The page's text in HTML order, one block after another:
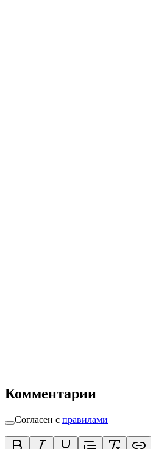
Комментарии
Согласен с правилами